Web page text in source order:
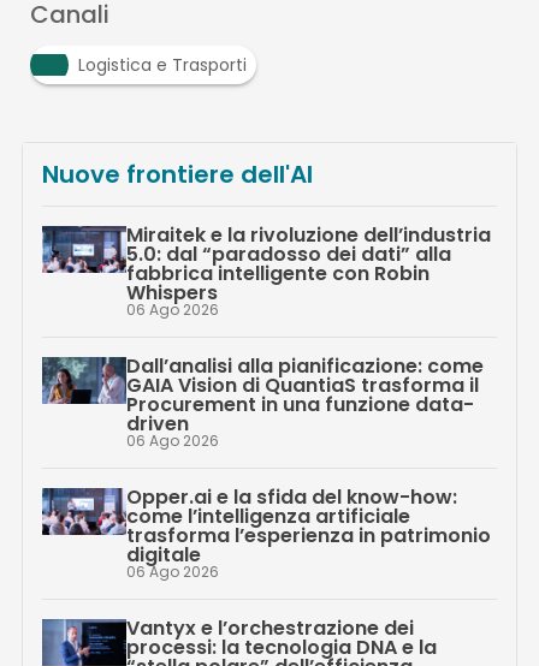
Canali
Logistica e Trasporti
Nuove frontiere dell'AI
Miraitek e la rivoluzione dell’industria
5.0: dal “paradosso dei dati” alla
fabbrica intelligente con Robin
Whispers
06 Ago 2026
Dall’analisi alla pianificazione: come
GAIA Vision di QuantiaS trasforma il
Procurement in una funzione data-
driven
06 Ago 2026
Opper.ai e la sfida del know-how:
come l’intelligenza artificiale
trasforma l’esperienza in patrimonio
digitale
06 Ago 2026
Vantyx e l’orchestrazione dei
processi: la tecnologia DNA e la